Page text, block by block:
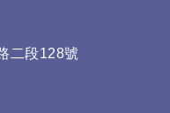
二段128號